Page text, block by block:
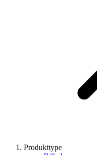
Produkttype